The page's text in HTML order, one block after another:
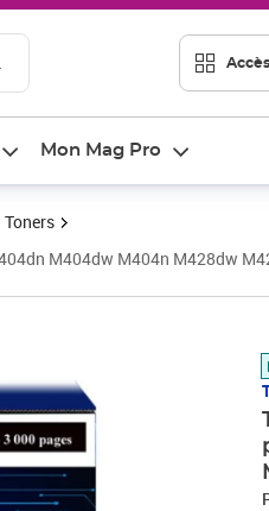
Mon Mag Pro
Toners
M404dw M404n M428dw